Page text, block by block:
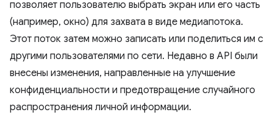
позволяет пользователю выбрать экран или его часть
(например, окно) для захвата в виде медиапотока.
Этот поток затем можно записать или поделиться им с
другими пользователями по сети. Недавно в API были
внесены изменения, направленные на улучшение
конфиденциальности и предотвращение случайного
распространения личной информации.